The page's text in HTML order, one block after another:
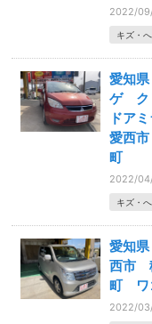
2022/
キズ・
愛知
ゲ ク
ドア
愛西
町
2022/
キズ・
愛知
西市
町 ワ
2022/